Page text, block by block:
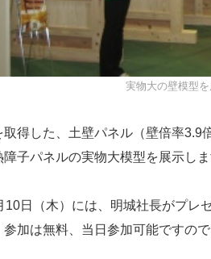
実物大の壁模型
取得した、土壁パネル（壁倍率3.9
子パネルの実物大模型を展示しま
10日（木）には、明城社長がプレ
加は無料、当日参加可能ですの